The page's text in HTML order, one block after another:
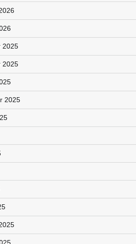
2025
2025
2025